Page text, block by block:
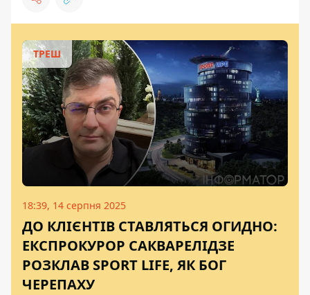
ТРЕШ
18:39, 14 серпня 2025
ДО КЛІЄНТІВ СТАВЛЯТЬСЯ ОГИДНО:
ЕКСПРОКУРОР САКВАРЕЛІДЗЕ
РОЗКЛАВ SPORT LIFE, ЯК БОГ
ЧЕРЕПАХУ